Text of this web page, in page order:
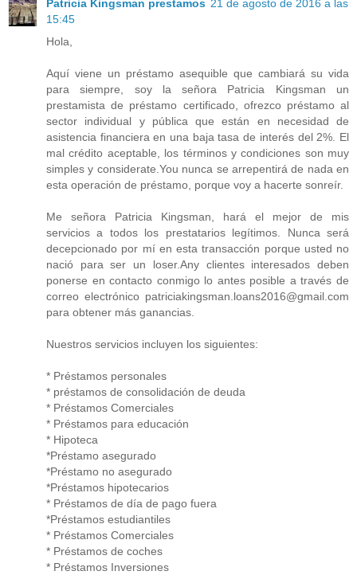
Patricia Kingsman prestamos 21 de agosto de 2016 a las
15:45
Hola,
Aquí viene un préstamo asequible que cambiará su vida
para siempre, soy la señora Patricia Kingsman un
prestamista de préstamo certificado, ofrezco préstamo al
sector individual y pública que están en necesidad de
asistencia financiera en una baja tasa de interés del 2%. El
mal crédito aceptable, los términos y condiciones son muy
simples y considerate.You nunca se arrepentirá de nada en
esta operación de préstamo, porque voy a hacerte sonreír.
Me señora Patricia Kingsman, hará el mejor de mis
servicios a todos los prestatarios legítimos. Nunca será
decepcionado por mí en esta transacción porque usted no
nació para ser un loser.Any clientes interesados ​​deben
ponerse en contacto conmigo lo antes posible a través de
correo electrónico patriciakingsman.loans2016@gmail.com
para obtener más ganancias.
Nuestros servicios incluyen los siguientes:
* Préstamos personales
* préstamos de consolidación de deuda
* Préstamos Comerciales
* Préstamos para educación
* Hipoteca
*Préstamo asegurado
*Préstamo no asegurado
*Préstamos hipotecarios
* Préstamos de día de pago fuera
*Préstamos estudiantiles
* Préstamos Comerciales
* Préstamos de coches
* Préstamos Inversiones